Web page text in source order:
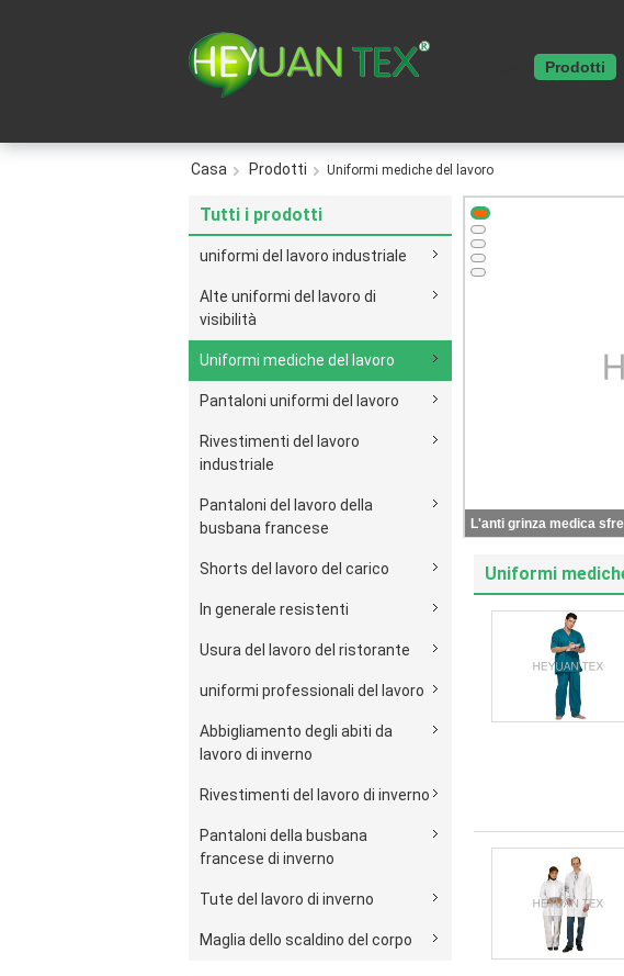
Prodotti
Casa Prodotti Uniformi mediche del lavoro
Tutti i prodotti
uniformi del lavoro industriale
Alte uniformi del lavoro di
visibilità
Uniformi mediche del lavoro
Pantaloni uniformi del lavoro
Rivestimenti del lavoro
industriale
Pantaloni del lavoro della
busbana francese
Shorts del lavoro del carico
In generale resistenti
Usura del lavoro del ristorante
uniformi professionali del lavoro
Abbigliamento degli abiti da
lavoro di inverno
Rivestimenti del lavoro di inverno
Pantaloni della busbana
francese di inverno
Tute del lavoro di inverno
Maglia dello scaldino del corpo
Uniformi